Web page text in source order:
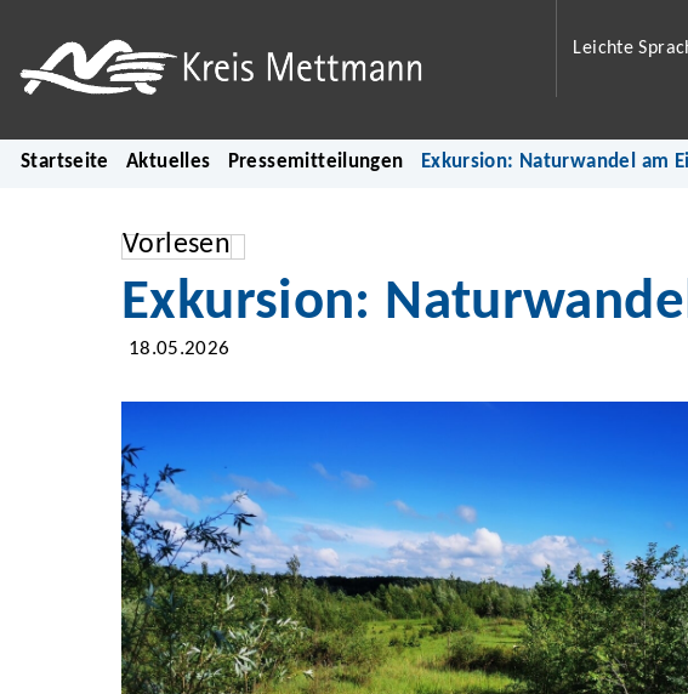
Leichte
Startseite Aktuelles Pressemitteilungen Exkursion: Naturwandel am
Vorlesen
Exkursion:
18.05.2026